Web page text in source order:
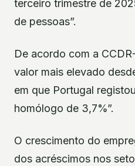
terceiro trimestre de
de pessoas”.
De acordo com a
valor mais elevado
em que Portugal
homólogo de 3,7%”.
O crescimento do
dos acréscimos nos